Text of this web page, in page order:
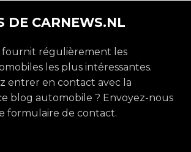
DE CARNEWS.NL
fournit régulièrement les
les plus intéressantes.
entrer en contact avec la
blog automobile ? Envoyez-nous
formulaire de contact.